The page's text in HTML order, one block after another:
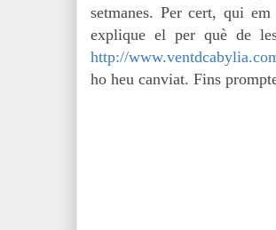
setmanes. Per cert, qui
explique el per què de
http://
ho heu canviat. Fins